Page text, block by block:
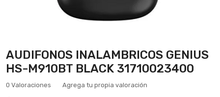
AUDIFONOS INALAMBRICOS GENIUS
HS-M910BT BLACK 31710023400
0 Valoraciones Agrega tu propia valoración